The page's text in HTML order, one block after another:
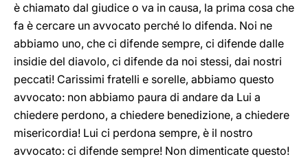
è chiamato dal giudice o va in causa, la prima cosa che
fa è cercare un avvocato perché lo difenda. Noi ne
abbiamo uno, che ci difende sempre, ci difende dalle
insidie del diavolo, ci difende da noi stessi, dai nostri
peccati! Carissimi fratelli e sorelle, abbiamo questo
avvocato: non abbiamo paura di andare da Lui a
chiedere perdono, a chiedere benedizione, a chiedere
misericordia! Lui ci perdona sempre, è il nostro
avvocato: ci difende sempre! Non dimenticate questo!